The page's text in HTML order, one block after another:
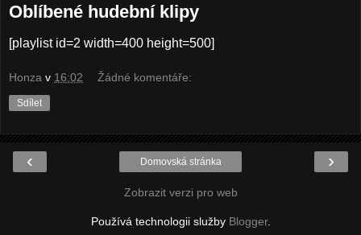
Oblíbené hudební klipy
[playlist id=2 width=400 height=500]
Honza v 16:02 Žádné komentáře:
Sdílet
‹ ›
Domovská stránka
Zobrazit verzi pro web
Používá technologii služby Blogger.